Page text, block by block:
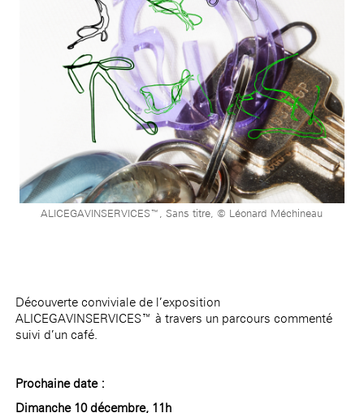
ALICEGAVINSERVICES™, Sans titre, © Léonard Méchineau
Découverte conviviale de l’exposition
ALICEGAVINSERVICES™ à travers un parcours commenté
suivi d’un café.
Prochaine date :
Dimanche 10 décembre, 11h